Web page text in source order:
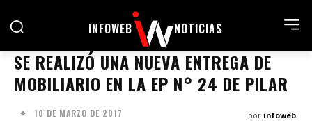
INFOWEB NOTICIAS
SE REALIZÓ UNA NUEVA ENTREGA DE
MOBILIARIO EN LA EP N° 24 DE PILAR
10 DE MARZO DE 2017 por infoweb